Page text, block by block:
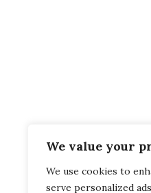
We value your
We use cookies to
serve personalized